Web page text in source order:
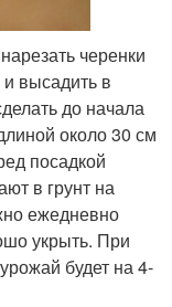
черенки
высадить в
до начала
около 30 см
посадкой
в грунт на
ежедневно
укрыть. При
будет на 4-